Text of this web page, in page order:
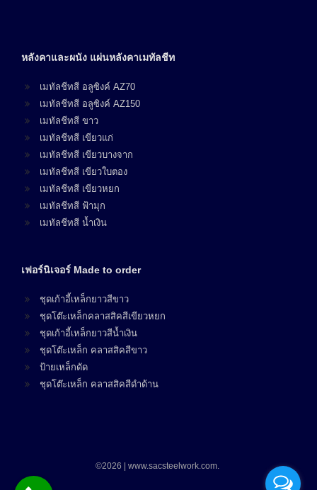
หลังคาและผนัง แผ่นหลังคาเมทัลชีท
เมทัลชีทสี อลูซิงค์ AZ70
เมทัลชีทสี อลูซิงค์ AZ150
เมทัลชีทสี ขาว
เมทัลชีทสี เขียวแก่
เมทัลชีทสี เขียวบางจาก
เมทัลชีทสี เขียวใบตอง
เมทัลชีทสี เขียวหยก
เมทัลชีทสี ฟ้ามุก
เมทัลชีทสี น้ำเงิน
เฟอร์นิเจอร์ Made to order
ชุดเก้าอี้เหล็กยาวสีขาว
ชุดโต๊ะเหล็กคลาสสิคสีเขียวหยก
ชุดเก้าอี้เหล็กยาวสีน้ำเงิน
ชุดโต๊ะเหล็ก คลาสสิคสีขาว
ป้ายเหล็กดัด
ชุดโต๊ะเหล็ก คลาสสิคสีดำด้าน
©2026 | www.sacsteelwork.com.